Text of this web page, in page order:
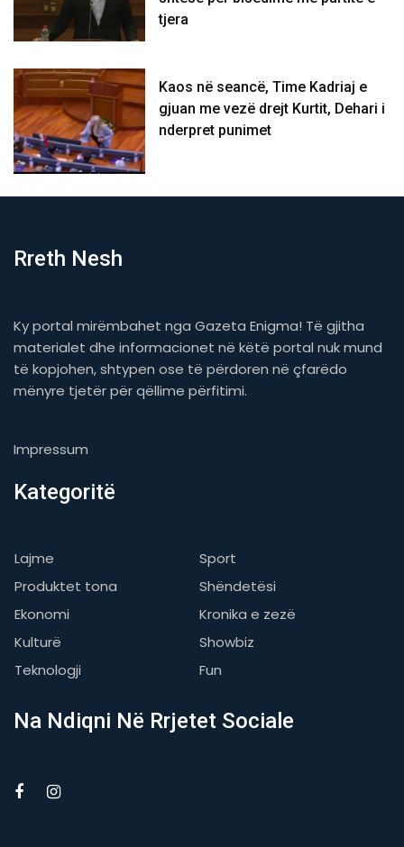
tjera
Kaos në seancë, Time Kadriaj e
gjuan me vezë drejt Kurtit, Dehari i
nderpret punimet
Rreth Nesh
Ky portal mirëmbahet nga Gazeta Enigma! Të gjitha
materialet dhe informacionet në këtë portal nuk mund
të kopjohen, shtypen ose të përdoren në çfarëdo
mënyre tjetër për qëllime përfitimi.
Impressum
Kategoritë
Lajme
Sport
Produktet tona
Shëndetësi
Ekonomi
Kronika e zezë
Kulturë
Showbiz
Teknologji
Fun
Na Ndiqni Në Rrjetet Sociale